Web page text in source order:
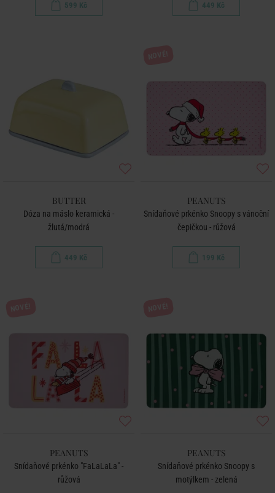
599 Kč 449 Kč
BUTTER
Dóza na máslo keramická -
žlutá/modrá
449 Kč
PEANUTS
Snídaňové prkénko Snoopy s vánoční
čepičkou - růžová
199 Kč
PEANUTS
Snídaňové prkénko "FaLaLaLa" -
růžová
PEANUTS
Snídaňové prkénko Snoopy s
motýlkem - zelená